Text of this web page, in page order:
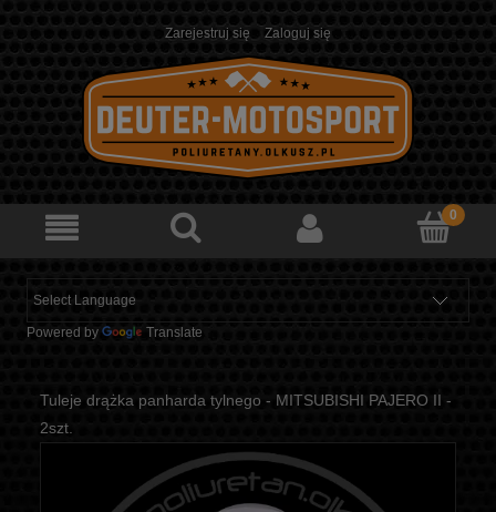
Zarejestruj się Zaloguj się
Powered by Translate
Tuleje drążka panharda tylnego - MITSUBISHI PAJERO II -
2szt.